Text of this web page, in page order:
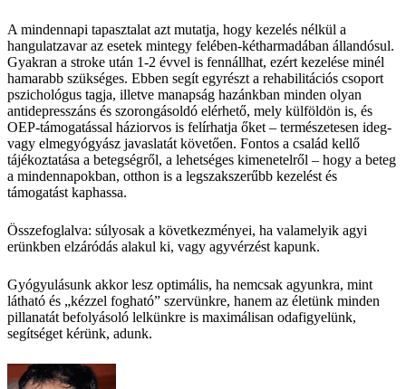
A mindennapi tapasztalat azt mutatja, hogy kezelés nélkül a
hangulatzavar az esetek mintegy felében-kétharmadában állandósul.
Gyakran a stroke után 1-2 évvel is fennállhat, ezért kezelése minél
hamarabb szükséges. Ebben segít egyrészt a rehabilitációs csoport
pszichológus tagja, illetve manapság hazánkban minden olyan
antidepresszáns és szorongásoldó elérhető, mely külföldön is, és
OEP-támogatással háziorvos is felírhatja őket – természetesen ideg-
vagy elmegyógyász javaslatát követően. Fontos a család kellő
tájékoztatása a betegségről, a lehetséges kimenetelről – hogy a beteg
a mindennapokban, otthon is a legszakszerűbb kezelést és
támogatást kaphassa.
Összefoglalva: súlyosak a következményei, ha valamelyik agyi
erünkben elzáródás alakul ki, vagy agyvérzést kapunk.
Gyógyulásunk akkor lesz optimális, ha nemcsak agyunkra, mint
látható és „kézzel fogható” szervünkre, hanem az életünk minden
pillanatát befolyásoló lelkünkre is maximálisan odafigyelünk,
segítséget kérünk, adunk.